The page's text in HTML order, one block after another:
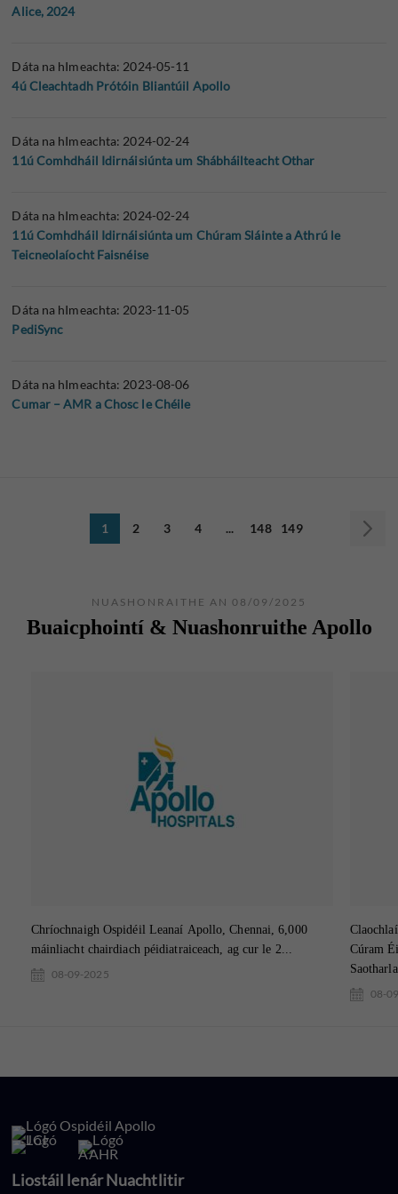
Alice, 2024
Dáta na hImeachta: 2024-05-11
4ú Cleachtadh Prótóin Bliantúil Apollo
Dáta na hImeachta: 2024-02-24
11ú Comhdháil Idirnáisiúnta um Shábháilteacht Othar
Dáta na hImeachta: 2024-02-24
11ú Comhdháil Idirnáisiúnta um Chúram Sláinte a Athrú le
Teicneolaíocht Faisnéise
Dáta na hImeachta: 2023-11-05
PediSync
Dáta na hImeachta: 2023-08-06
Cumar – AMR a Chosc le Chéile
1 2 3 4 ... 148 149
NUASHONRAITHE AN 08/09/2025
Buaicphointí & Nuashonruithe Apollo
Chríochnaigh Ospidéil Leanaí Apollo, Chennai, 6,000
máinliacht chairdiach péidiatraiceach, ag cur le 2...
08-09-2025
Cúram
08-
Liostáil lenár Nuachtlitir